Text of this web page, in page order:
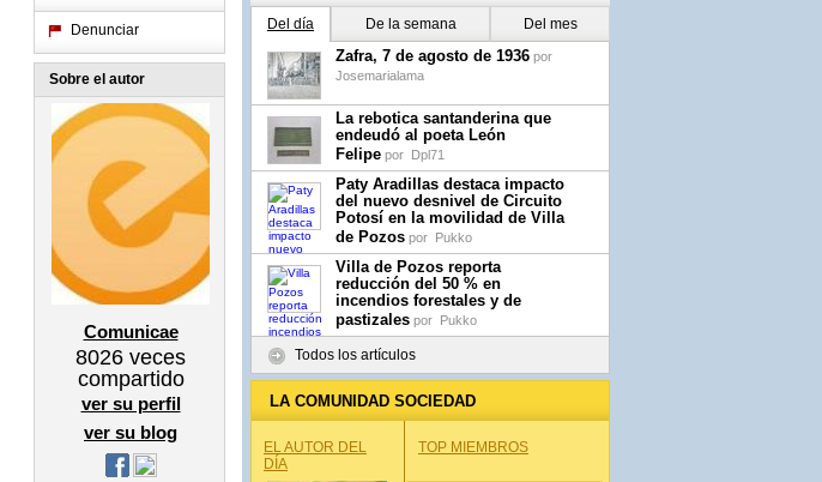
Denunciar
Sobre el autor
Comunicae
8026 veces
compartido
ver su perfil
ver su blog
Del día De la semana Del mes
Zafra, 7 de agosto de 1936 por
Josemarialama
La rebotica santanderina que
endeudó al poeta León
Felipe por Dpl71
Paty Aradillas destaca impacto
del nuevo desnivel de Circuito
Potosí en la movilidad de Villa
de Pozos por Pukko
Villa de Pozos reporta
reducción del 50 % en
incendios forestales y de
pastizales por Pukko
Todos los artículos
LA COMUNIDAD SOCIEDAD
EL AUTOR DEL
DÍA
TOP MIEMBROS